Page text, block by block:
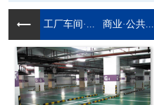
工厂车间·... 商业·公共...